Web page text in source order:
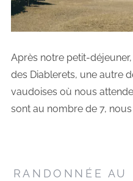
Après notre petit-
des Diablerets, une autre
vaudoises où nous
sont au nombre de 7,
RANDONNÉE AU